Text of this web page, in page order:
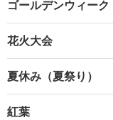
ゴールデンウィーク
花火大会
夏休み（夏祭り）
紅葉